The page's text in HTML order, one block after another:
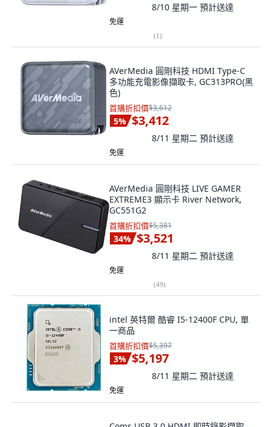
8/10 星期一 預計送達
免運
(1)
AVerMedia 圓剛科技 HDMI Type-C
多功能充電影像擷取卡, GC313PRO(黑
色)
首購折扣價$3,612
5% $3,412
8/11 星期二 預計送達
免運
AVerMedia 圓剛科技 LIVE GAMER
EXTREME3 顯示卡 River Network,
GC551G2
首購折扣價$5,381
34% $3,521
8/11 星期二 預計送達
免運
(49)
intel 英特爾 酷睿 I5-12400F CPU, 單
一商品
首購折扣價$5,397
3% $5,197
8/11 星期二 預計送達
免運